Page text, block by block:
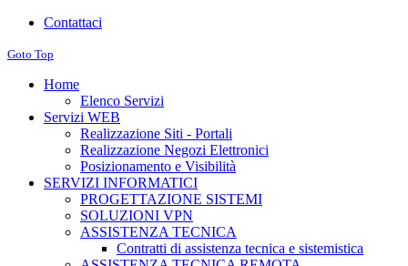
Contattaci
Goto Top
Home
Elenco Servizi
Servizi WEB
Realizzazione Siti - Portali
Realizzazione Negozi Elettronici
Posizionamento e Visibilità
SERVIZI INFORMATICI
PROGETTAZIONE SISTEMI
SOLUZIONI VPN
ASSISTENZA TECNICA
Contratti di assistenza tecnica e sistemistica